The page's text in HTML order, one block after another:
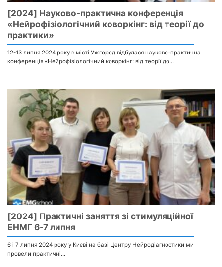
[2024] Науково-практична конференція
«Нейрофізіологічний коворкінг: від теорії до
практики»
12-13 липня 2024 року в місті Ужгород відбулася науково-практична
конференція «Нейрофізіологічний коворкінг: від теорії до...
[2024] Практичні заняття зі стимуляційної
ЕНМГ 6-7 липня
6 і 7 липня 2024 року у Києві на базі Центру Нейродіагностики ми
провели практичні...